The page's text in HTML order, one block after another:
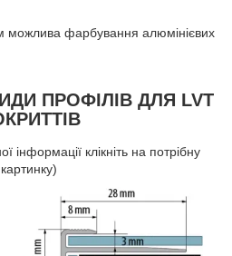
можлива фарбування алюмінієвих
ПРОФІЛІВ ДЛЯ LVT
інформації клікніть на потрібну
картинку)